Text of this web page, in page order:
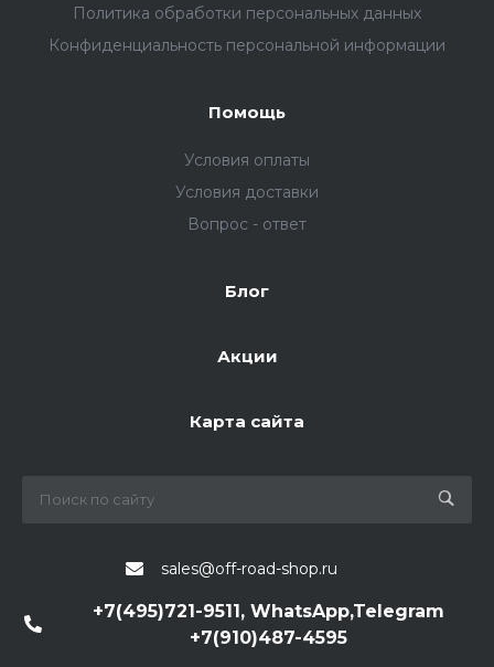
Политика обработки персональных данных
Конфиденциальность персональной информации
Помощь
Условия оплаты
Условия доставки
Вопрос - ответ
Блог
Акции
Карта сайта
sales@off-road-shop.ru
+7(495)721-9511, WhatsApp,Telegram
+7(910)487-4595